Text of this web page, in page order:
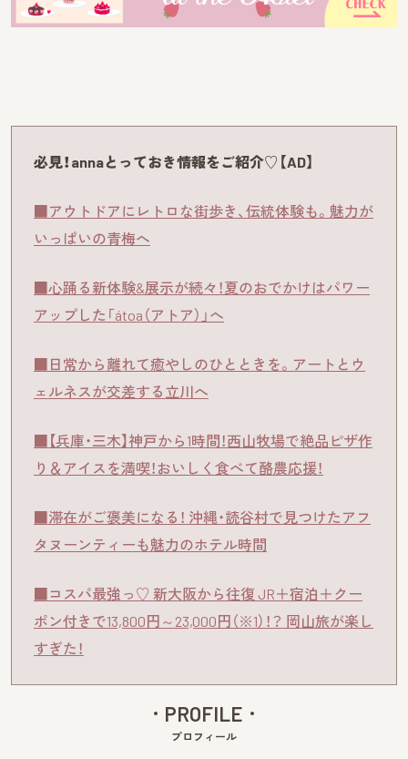
必見！annaとっておき情報をご紹介♡【AD】
■アウトドアにレトロな街歩き、伝統体験も。魅力が
いっぱいの青梅へ
■心踊る新体験&展示が続々！夏のおでかけはパワー
アップした「átoa（アトア）」へ
■日常から離れて癒やしのひとときを。アートとウ
ェルネスが交差する立川へ
■【兵庫・三木】神戸から1時間！西山牧場で絶品ピザ作
り＆アイスを満喫！おいしく食べて酪農応援！
■滞在がご褒美になる！ 沖縄・読谷村で見つけたアフ
タヌーンティーも魅力のホテル時間
■コスパ最強っ♡ 新大阪から往復 JR＋宿泊＋クー
ポン付きで13,800円～23,000円（※1）！？ 岡山旅が楽し
すぎた！
PROFILE
プロフィール